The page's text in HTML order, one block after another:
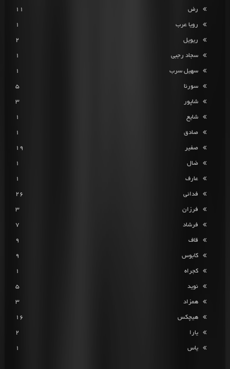
رض 11
رویا عرب 1
ریویل 2
سجاد رجبی 1
سهیل سرب 1
سورنا 5
شاپور 3
شایع 1
صادق 1
صفیر 19
ضال 1
عارف 1
فدائی 26
فرزان 3
فرشاد 7
قاف 9
کابوس 9
کجراه 1
نوید 5
همزاد 3
هیچکس 16
یارا 2
یاس 1